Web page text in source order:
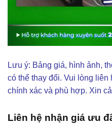
Lưu ý: Bảng giá, hình ảnh,
có thể thay đổi. Vui lòng
chính xác và phù hợp. Xin
Liên hệ nhận giá ưu